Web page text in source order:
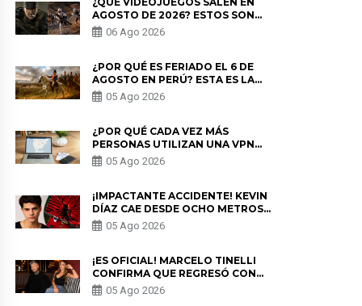
AGOSTO DE 2026? ESTOS SON
LOS ESTRENOS MÁS ESPERADOS
06 Ago 2026
¿POR QUÉ ES FERIADO EL 6 DE
AGOSTO EN PERÚ? ESTA ES LA
HISTORIA
05 Ago 2026
¿POR QUÉ CADA VEZ MÁS
PERSONAS UTILIZAN UNA VPN
PARA PROTEGER SU
PRIVACIDAD?
05 Ago 2026
¡IMPACTANTE ACCIDENTE! KEVIN
DÍAZ CAE DESDE OCHO METROS
EN “ESTO ES GUERRA” Y GENERA
PREOCUPACIÓN
05 Ago 2026
¡ES OFICIAL! MARCELO TINELLI
CONFIRMA QUE REGRESÓ CON
MILETT FIGUEROA: “EL AMOR
PUDO MÁS”
05 Ago 2026